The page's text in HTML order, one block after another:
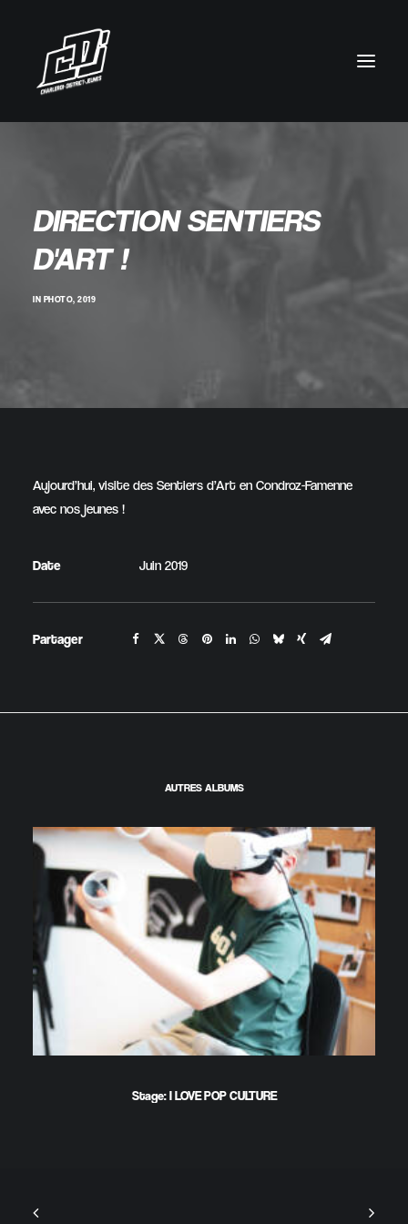
DIRECTION SENTIERS
D'ART !
IN PHOTO, 2019
Aujourd’hui, visite des Sentiers d’Art en Condroz-Famenne
avec nos jeunes !
Date Juin 2019
Partager
AUTRES ALBUMS
Stage: I LOVE POP CULTURE